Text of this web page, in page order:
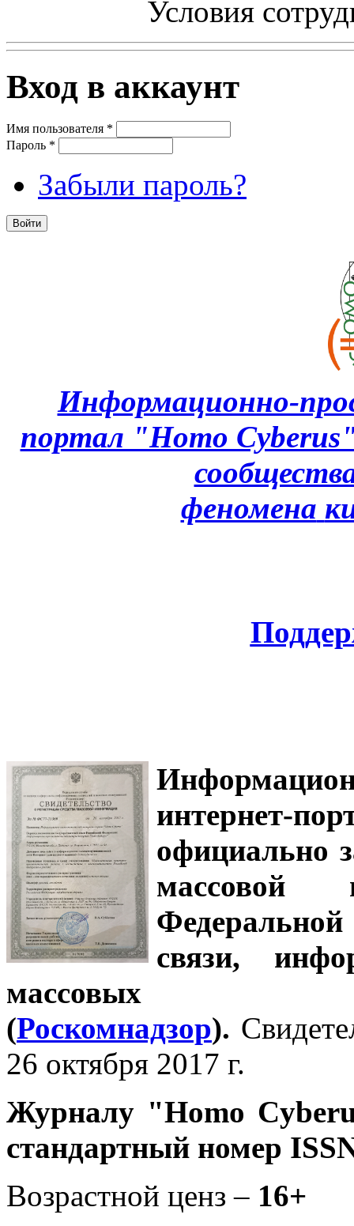
Условия
Вход в аккаунт
Имя пользователя *
Пароль *
Забыли пароль?
Информационно-
портал "Homo
феномена
интернет-
официально
связи,
массовых
(Роскомнадзор).
26 октября 2017 г.
Журналу "Homo
стандартный номер
Возрастной ценз – 16+